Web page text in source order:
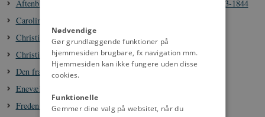
Aftenbladets positive omtale af enevældens pressepolitik, 1843-1844
Caroline Mathilde af Storbritannien, 1751-1775
Christian 6., 1699-1746
Christian 7., 1749-1808
Den fransk-danske alliance 1807-1814
Enevældens faser 1660-1848
Freden i Kiel 14. januar 1814
Nødvendige
Gør grundlæggende funktioner på
hjemmesiden brugbare, fx navigation mm.
Hjemmesiden kan ikke fungere uden disse
cookies.
Funktionelle
Gemmer dine valg på websitet, når du